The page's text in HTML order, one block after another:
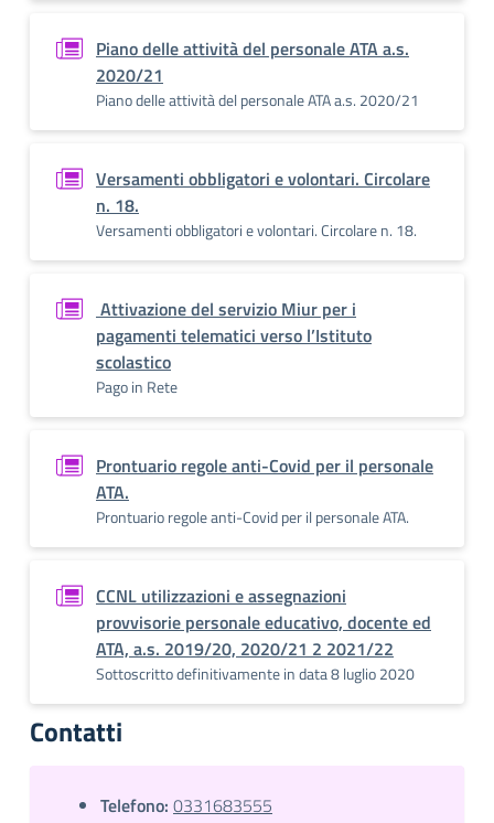
Piano delle attività del personale ATA a.s.
2020/21
Piano delle attività del personale ATA a.s. 2020/21
Versamenti obbligatori e volontari. Circolare
n. 18.
Versamenti obbligatori e volontari. Circolare n. 18.
Attivazione del servizio Miur per i
pagamenti telematici verso l’Istituto
scolastico
Pago in Rete
Prontuario regole anti-Covid per il personale
ATA.
Prontuario regole anti-Covid per il personale ATA.
CCNL utilizzazioni e assegnazioni
provvisorie personale educativo, docente ed
ATA, a.s. 2019/20, 2020/21 2 2021/22
Sottoscritto definitivamente in data 8 luglio 2020
Contatti
Telefono: 0331683555